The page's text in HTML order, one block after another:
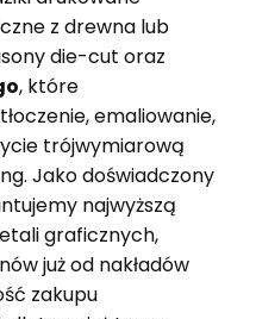
z drewna lub
die-cut oraz
, które
emaliowanie,
trójwymiarową
Jako doświadczony
najwyższą
graficznych,
już od nakładów
zakupu